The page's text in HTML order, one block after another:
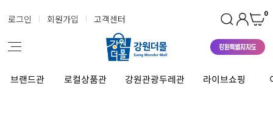
로그인 회원가입 고객센터 0
브랜드관 로컬상품관 강원관광두레관 라이브쇼핑